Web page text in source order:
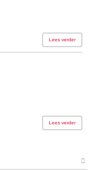
Lees verder
Lees verder